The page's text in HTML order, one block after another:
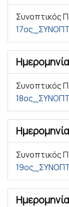
Συνοπτικός
Συνοπτικός
Συνοπτικός